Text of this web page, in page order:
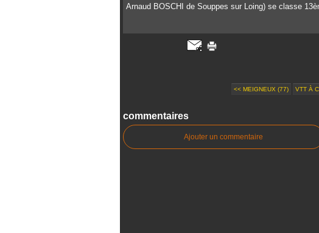
Arnaud BOSCHI de Souppes sur Loing) se classe
<< MEIGNEUX (77) VTT À
commentaires
Ajouter un commentaire